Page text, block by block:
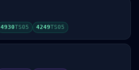
4930TS05 4249TS05